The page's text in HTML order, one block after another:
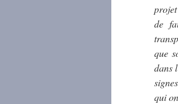
de
que
dans
qui